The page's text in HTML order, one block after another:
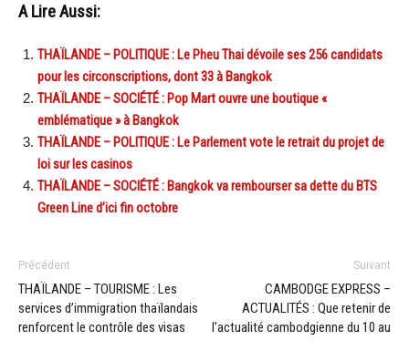
A Lire Aussi:
THAÏLANDE – POLITIQUE : Le Pheu Thai dévoile ses 256 candidats
pour les circonscriptions, dont 33 à Bangkok
THAÏLANDE – SOCIÉTÉ : Pop Mart ouvre une boutique «
emblématique » à Bangkok
THAÏLANDE – POLITIQUE : Le Parlement vote le retrait du projet de
loi sur les casinos
THAÏLANDE – SOCIÉTÉ : Bangkok va rembourser sa dette du BTS
Green Line d’ici fin octobre
Précédent
THAÏLANDE – TOURISME : Les
services d’immigration thaïlandais
renforcent le contrôle des visas
Suivant
CAMBODGE EXPRESS –
ACTUALITÉS : Que retenir de
l’actualité cambodgienne du 10 au